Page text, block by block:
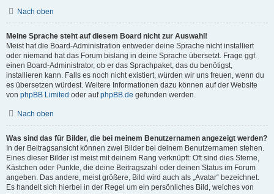
Nach oben
Meine Sprache steht auf diesem Board nicht zur Auswahl!
Meist hat die Board-Administration entweder deine Sprache nicht installiert
oder niemand hat das Forum bislang in deine Sprache übersetzt. Frage ggf.
einen Board-Administrator, ob er das Sprachpaket, das du benötigst,
installieren kann. Falls es noch nicht existiert, würden wir uns freuen, wenn du
es übersetzen würdest. Weitere Informationen dazu können auf der Website
von phpBB Limited oder aufphpBB.de gefunden werden.
Nach oben
Was sind das für Bilder, die bei meinem Benutzernamen angezeigt werden?
In der Beitragsansicht können zwei Bilder bei deinem Benutzernamen stehen.
Eines dieser Bilder ist meist mit deinem Rang verknüpft: Oft sind dies Sterne,
Kästchen oder Punkte, die deine Beitragszahl oder deinen Status im Forum
angeben. Das andere, meist größere, Bild wird auch als „Avatar“ bezeichnet.
Es handelt sich hierbei in der Regel um ein persönliches Bild, welches von